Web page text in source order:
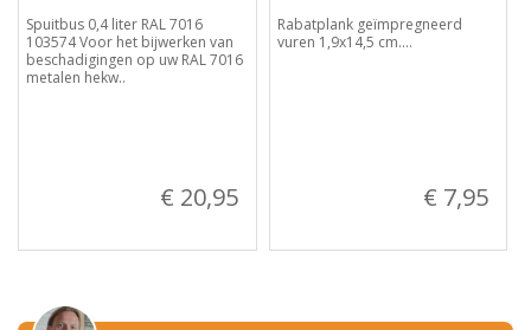
Spuitbus 0,4 liter RAL 7016
103574 Voor het bijwerken van
beschadigingen op uw RAL 7016
metalen hekw..
€ 20,95
Rabatplank geïmpregneerd
vuren 1,9x14,5 cm....
€ 7,95